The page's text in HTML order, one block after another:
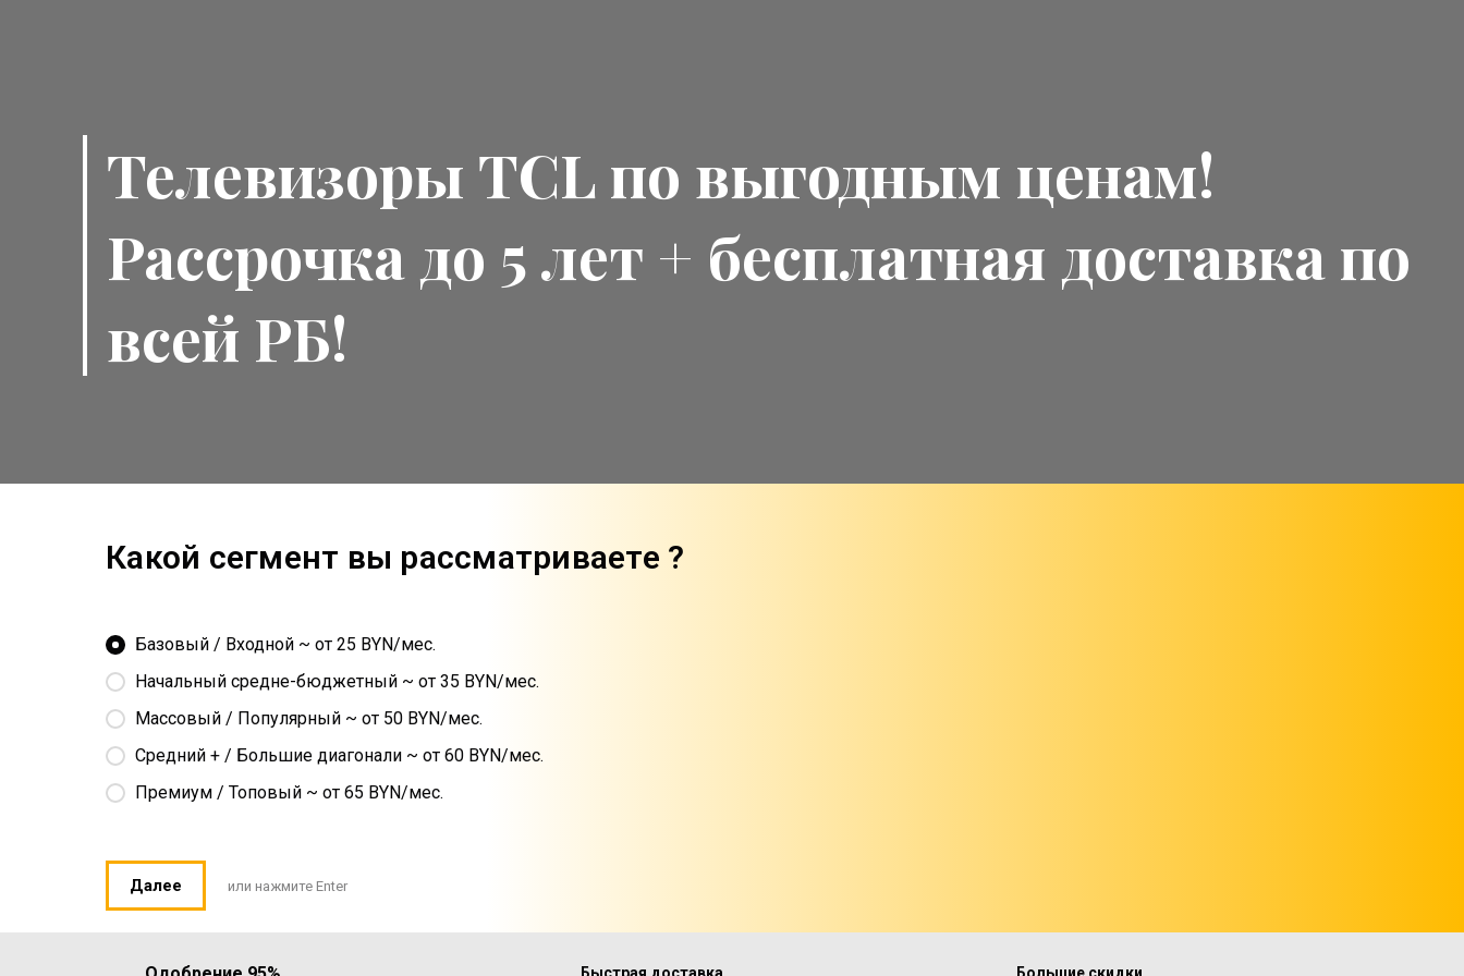
Телевизоры TCL по выгодным ценам!
Рассрочка до 5 лет + бесплатная доставка по
всей РБ!
Какой сегмент вы рассматриваете ?
Базовый / Входной ~ от 25 BYN/мес.
Начальный средне-бюджетный ~ от 35 BYN/мес.
Массовый / Популярный ~ от 50 BYN/мес.
Средний + / Большие диагонали ~ от 60 BYN/мес.
Премиум / Топовый ~ от 65 BYN/мес.
Далее или нажмите Enter